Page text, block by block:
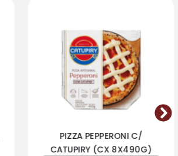
PIZZA PEPPERONI C/
CATUPIRY (CX 8X490G)